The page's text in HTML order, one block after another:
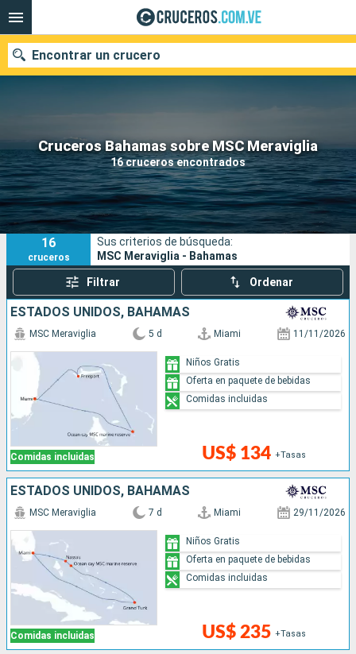
Cruceros Bahamas sobre MSC Meraviglia
16 cruceros encontrados
Encontrar un crucero
Nuestros destinos
Fecha de salida
Puertos Compañías
Buscar
16
cruceros
Sus criterios de búsqueda:
MSC Meraviglia - Bahamas
Filtrar Ordenar
ESTADOS UNIDOS, BAHAMAS
Comidas incluidas
MSC Meraviglia 5 d Miami 11/11/2026
US$ 134 +Tasas
Niños Gratis
Oferta en paquete de bebidas
Comidas incluidas
ESTADOS UNIDOS, BAHAMAS
Comidas incluidas
MSC Meraviglia 7 d Miami 29/11/2026
US$ 235 +Tasas
Niños Gratis
Oferta en paquete de bebidas
Comidas incluidas